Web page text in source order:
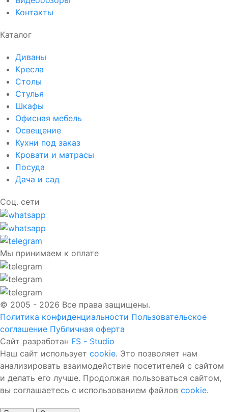
Контакты
Каталог
Диваны
Кресла
Столы
Стулья
Шкафы
Офисная мебель
Освещение
Кухни под заказ
Кровати и матрасы
Посуда
Дача и сад
Соц. сети
Мы принимаем к оплате
© 2005 - 2026 Все права защищены.
Политика конфиденциальности Пользовательское
соглашение Публичная оферта
Сайт разработан FS - Studio
Наш сайт использует cookie. Это позволяет нам
анализировать взаимодействие посетителей с сайтом
и делать его лучше. Продолжая пользоваться сайтом,
вы соглашаетесь с использованием файлов cookie.